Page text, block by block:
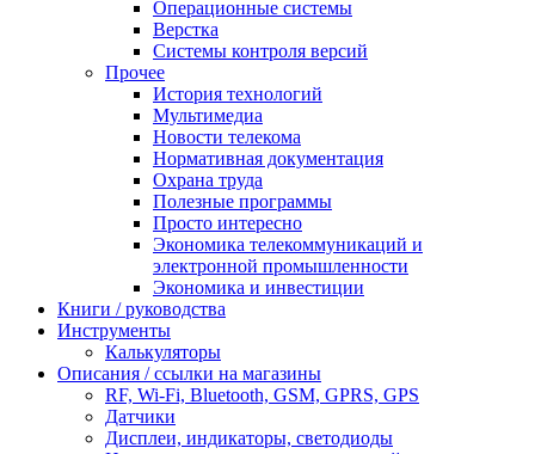
Операционные системы
Верстка
Системы контроля версий
Прочее
История технологий
Мультимедиа
Новости телекома
Нормативная документация
Охрана труда
Полезные программы
Просто интересно
Экономика телекоммуникаций и
электронной промышленности
Экономика и инвестиции
Книги / руководства
Инструменты
Калькуляторы
Описания / ссылки на магазины
RF, Wi-Fi, Bluetooth, GSM, GPRS, GPS
Датчики
Дисплеи, индикаторы, светодиоды